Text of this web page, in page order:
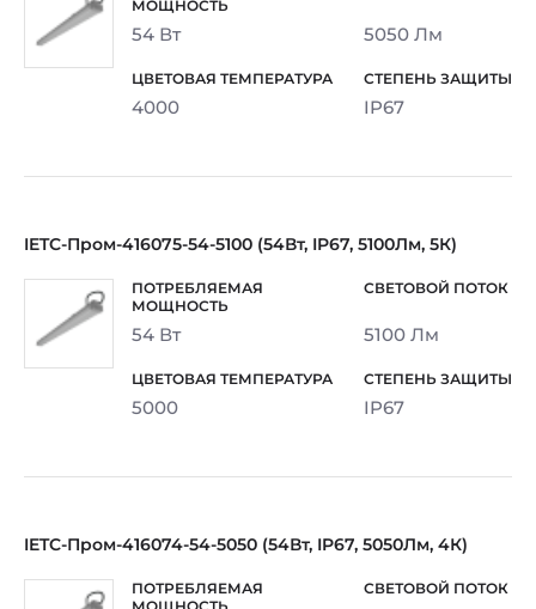
54 Вт 5050 Лм
4000 IP67
IETC-Пром-416075-54-5100 (54Вт, IP67, 5100Лм, 5К)
54 Вт 5100 Лм
5000 IP67
IETC-Пром-416074-54-5050 (54Вт, IP67, 5050Лм, 4К)